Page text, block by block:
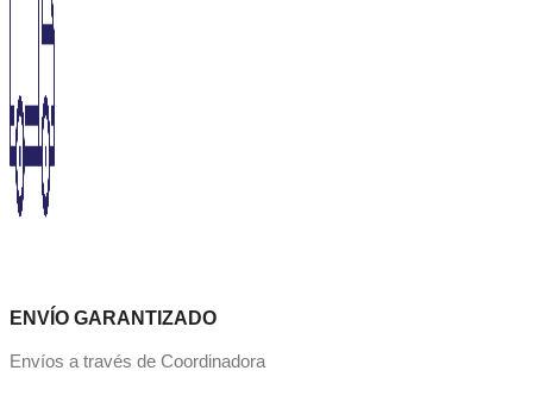
ENVÍO GARANTIZADO
Envíos a través de Coordinadora